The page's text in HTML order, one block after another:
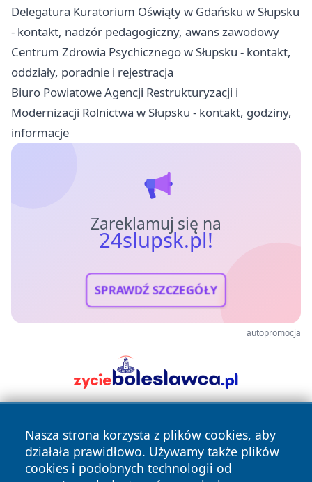
Delegatura Kuratorium Oświąty w Gdańsku w Słupsku
- kontakt, nadzór pedagogiczny, awans zawodowy
Centrum Zdrowia Psychicznego w Słupsku - kontakt,
oddziały, poradnie i rejestracja
Biuro Powiatowe Agencji Restrukturyzacji i
Modernizacji Rolnictwa w Słupsku - kontakt, godziny,
informacje
Zareklamuj się na
24slupsk.pl!
SPRAWDŹ SZCZEGÓŁY
autopromocja
Nasza strona korzysta z plików cookies, aby
działała prawidłowo. Używamy także plików
cookies i podobnych technologii od